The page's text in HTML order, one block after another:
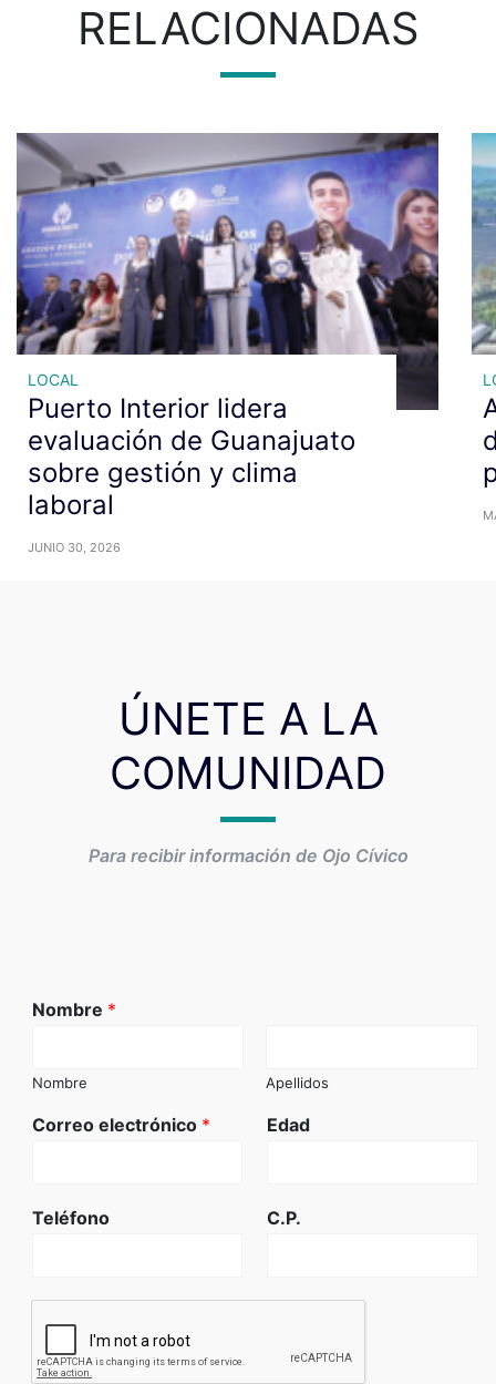
RELACIONADAS
LOCAL
Puerto Interior lidera
evaluación de Guanajuato
sobre gestión y clima
laboral
JUNIO 30, 2026
ÚNETE A LA
COMUNIDAD
Para recibir información de Ojo Cívico
Nombre *
Nombre Apellidos
Correo electrónico * Edad
Teléfono C.P.